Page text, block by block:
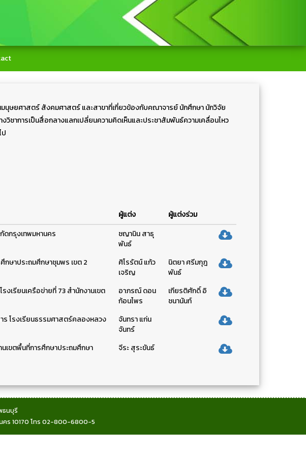
นุษยศาสตร์ สังคมศาสตร์ และสาขาที่เกี่ยวข้องกับคณาจารย์ นักศึกษา นักวิจัย
ชาการเป็นสื่อกลางแลกเปลี่ยนความคิดเห็นและประชาสัมพันธ์ความเคลื่อนไหว
ผู้แต่ง
ผู้แต่งร่วม
ดกรุงเทพมหานคร
ชญานิน สาธุ
พันธ์
กษาประถมศึกษาชุมพร เขต 2
ศิโรรัตน์ แก้ว
เจริญ
นิตยา ศรีมกุฎ
พันธ์
เรียนเครือข่ายที่ 73 สำนักงานเขต
อาภรณ์ ดอน
ก้อนไพร
เกียรติศักดิ์ อิ
ชนานันท์
ร โรงเรียนธรรมศาสตร์คลองหลวง
จันทรา แก่น
จันทร์
เขตพื้นที่การศึกษาประถมศึกษา
จีระ สุระขันธ์
ธนบุรี
คร 10170 โทร 02-800-6800-5